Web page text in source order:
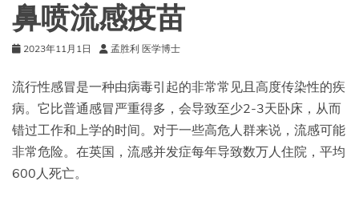
鼻喷流感疫苗
2023年11月1日 孟胜利 医学博士
流行性感冒是一种由病毒引起的非常常见且高度传染性的疾
病。它比普通感冒严重得多，会导致至少2-3天卧床，从而
错过工作和上学的时间。对于一些高危人群来说，流感可能
非常危险。在英国，流感并发症每年导致数万人住院，平均
600人死亡。